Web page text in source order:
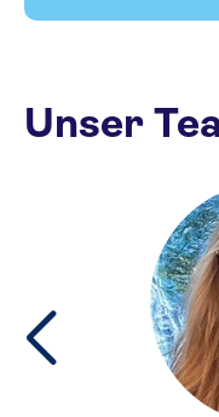
Unser